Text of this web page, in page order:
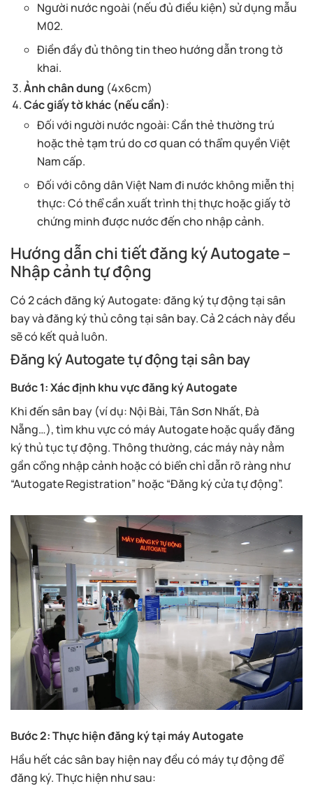
Người nước ngoài (nếu đủ điều kiện) sử dụng mẫu
M02.
Điền đầy đủ thông tin theo hướng dẫn trong tờ
khai.
Ảnh chân dung (4x6cm)
Các giấy tờ khác (nếu cần):
Đối với người nước ngoài: Cần thẻ thường trú
hoặc thẻ tạm trú do cơ quan có thẩm quyền Việt
Nam cấp.
Đối với công dân Việt Nam đi nước không miễn thị
thực: Có thể cần xuất trình thị thực hoặc giấy tờ
chứng minh được nước đến cho nhập cảnh.
Hướng dẫn chi tiết đăng ký Autogate –
Nhập cảnh tự động
Có 2 cách đăng ký Autogate: đăng ký tự động tại sân
bay và đăng ký thủ công tại sân bay. Cả 2 cách này đều
sẽ có kết quả luôn.
Đăng ký Autogate tự động tại sân bay
Bước 1: Xác định khu vực đăng ký Autogate
Khi đến sân bay (ví dụ: Nội Bài, Tân Sơn Nhất, Đà
Nẵng…), tìm khu vực có máy Autogate hoặc quầy đăng
ký thủ tục tự động. Thông thường, các máy này nằm
gần cổng nhập cảnh hoặc có biển chỉ dẫn rõ ràng như
“Autogate Registration” hoặc “Đăng ký cửa tự động”.
Bước 2: Thực hiện đăng ký tại máy Autogate
Hầu hết các sân bay hiện nay đều có máy tự động để
đăng ký. Thực hiện như sau: